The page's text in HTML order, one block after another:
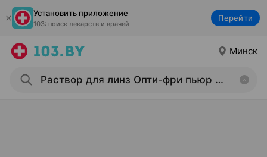
Установить приложение
103: поиск лекарств и врачей
Перейти
Минск